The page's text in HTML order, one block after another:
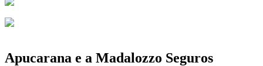
Apucarana e a Madalozzo Seguros